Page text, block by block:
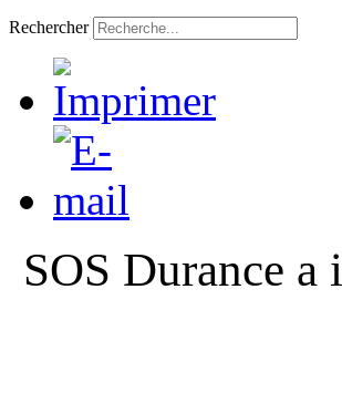
Rechercher
SOS Durance